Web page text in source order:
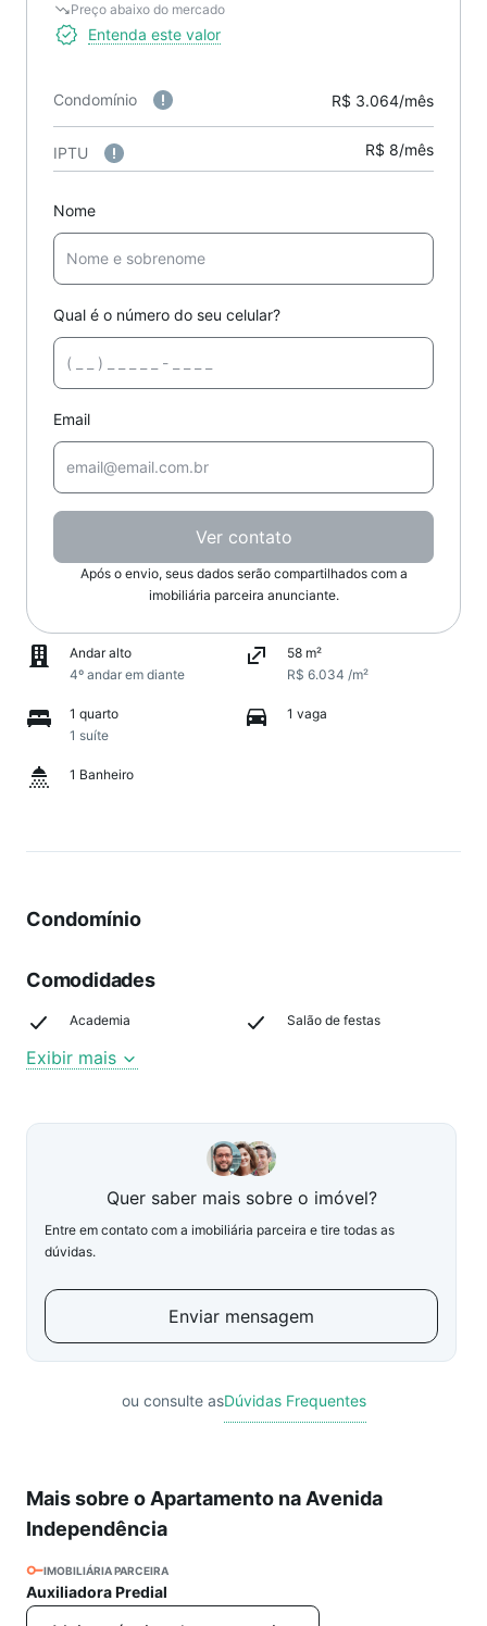
Preço abaixo do mercado
Entenda este valor
Condomínio R$ 3.064/mês
IPTU R$ 8/mês
Nome
Qual é o número do seu celular?
Email
Ver contato
Após o envio, seus dados serão compartilhados com a
imobiliária parceira anunciante.
Andar alto
4º andar em diante
58 m²
R$ 6.034 /m²
1 quarto
1 suíte
1 vaga
1 Banheiro
Condomínio
Comodidades
Academia Salão de festas
Exibir mais
Quer saber mais sobre o imóvel?
Entre em contato com a imobiliária parceira e tire todas as
dúvidas.
Enviar mensagem
ou consulte asDúvidas Frequentes
Mais sobre o Apartamento na Avenida
Independência
IMOBILIÁRIA PARCEIRA
Auxiliadora Predial